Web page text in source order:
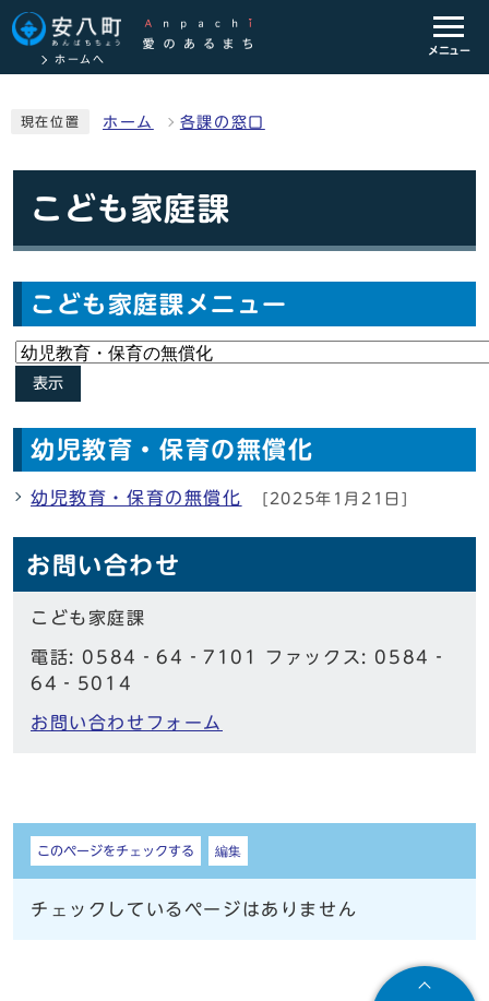
ホームへ
メニュー
現在位置 ホーム 各課の窓口
こども家庭課
こども家庭課メニュー
表示
幼児教育・保育の無償化
幼児教育・保育の無償化 [2025年1月21日]
お問い合わせ
こども家庭課
電話: 0584‐64‐7101 ファックス: 0584‐
64‐5014
お問い合わせフォーム
しおり
このページをチェックする 編集
チェックしているページはありません